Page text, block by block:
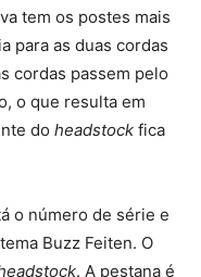
tem os postes mais
para as duas cordas
cordas passem pelo
o que resulta em
do headstock fica
o número de série e
Buzz Feiten. O
. A pestana é